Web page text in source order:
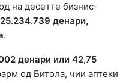
на десетте бизнис-
денари,
.
денари или 42,75
од Битола, чии аптеки